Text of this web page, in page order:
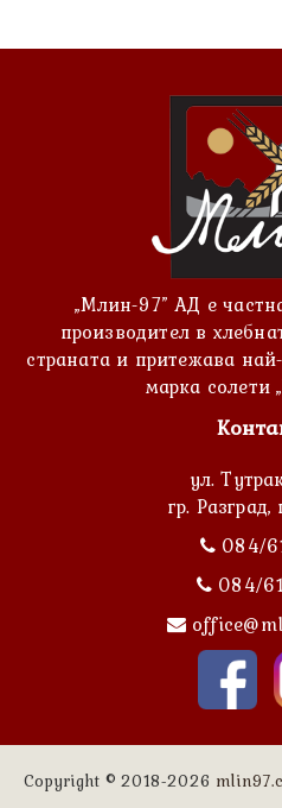
„Млин-97” АД е
производител в
страната и притежава
марка солети
ул.
гр.
084/
084/
Copyright © 2018-2026